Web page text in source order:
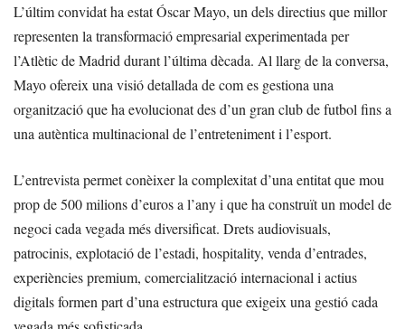
L’últim convidat ha estat Óscar Mayo, un dels directius que millor
representen la transformació empresarial experimentada per
l’Atlètic de Madrid durant l’última dècada. Al llarg de la conversa,
Mayo ofereix una visió detallada de com es gestiona una
organització que ha evolucionat des d’un gran club de futbol fins a
una autèntica multinacional de l’entreteniment i l’esport.
L’entrevista permet conèixer la complexitat d’una entitat que mou
prop de 500 milions d’euros a l’any i que ha construït un model de
negoci cada vegada més diversificat. Drets audiovisuals,
patrocinis, explotació de l’estadi, hospitality, venda d’entrades,
experiències premium, comercialització internacional i actius
digitals formen part d’una estructura que exigeix una gestió cada